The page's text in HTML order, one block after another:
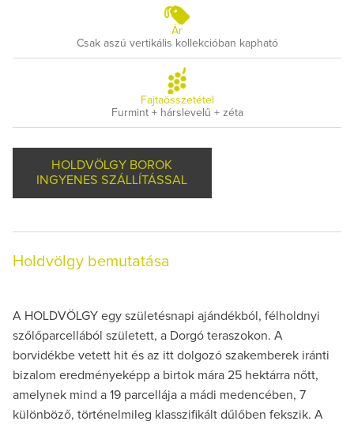
Ár
Csak aszú vertikális kollekcióban kapható
Fajtaösszetétel
Furmint + hárslevelű + zéta
HOLDVÖLGY BOROK
INGYENES SZÁLLÍTÁSSAL
Holdvölgy bemutatása
A HOLDVÖLGY egy születésnapi ajándékból, félholdnyi
szőlőparcellából született, a Dorgó teraszokon. A
borvidékbe vetett hit és az itt dolgozó szakemberek iránti
bizalom eredményeképp a birtok mára 25 hektárra nőtt,
amelynek mind a 19 parcellája a mádi medencében, 7
különböző, történelmileg klasszifikált dűlőben fekszik. A